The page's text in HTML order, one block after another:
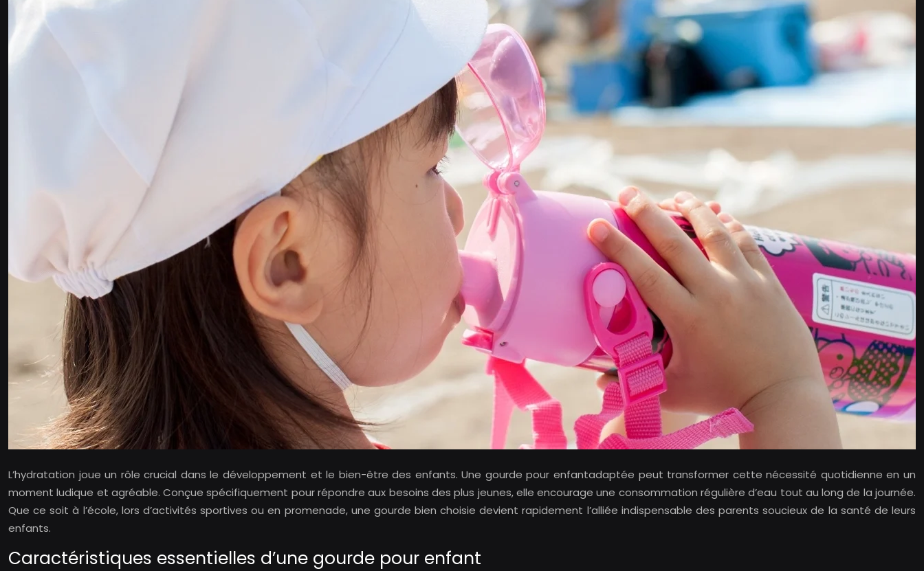
L’hydratation joue un rôle crucial dans le développement et le bien-être des enfants. Une gourde pour enfantadaptée peut transformer cette nécessité quotidienne en un
moment ludique et agréable. Conçue spécifiquement pour répondre aux besoins des plus jeunes, elle encourage une consommation régulière d’eau tout au long de la journée.
Que ce soit à l’école, lors d’activités sportives ou en promenade, une gourde bien choisie devient rapidement l’alliée indispensable des parents soucieux de la santé de leurs
enfants.
Caractéristiques essentielles d’une gourde pour enfant